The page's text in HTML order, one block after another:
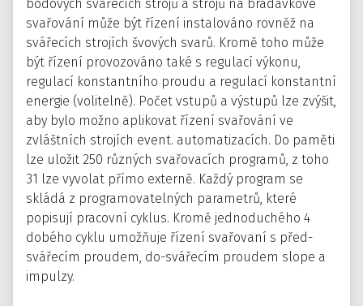
bodových svářecích strojů a strojů na bradavkové
svařování může být řízení instalováno rovněž na
svářecích strojích švových svarů. Kromě toho může
být řízení provozováno také s regulací výkonu,
regulací konstantního proudu a regulací konstantní
energie (volitelně). Počet vstupů a výstupů lze zvýšit,
aby bylo možno aplikovat řízení svařování ve
zvláštních strojích event. automatizacích. Do paměti
lze uložit 250 různých svařovacích programů, z toho
31 lze vyvolat přímo externě. Každý program se
skládá z programovatelných parametrů, které
popisují pracovní cyklus. Kromě jednoduchého 4
dobého cyklu umožňuje řízení svařovaní s před-
svářecím proudem, do-svářecím proudem slope a
impulzy.